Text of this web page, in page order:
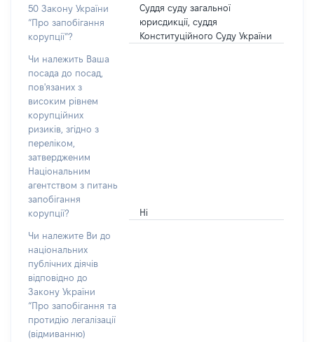
50 Закону України
“Про запобігання
корупції”?
Суддя суду загальної
юрисдикції, суддя
Конституційного Суду України
Чи належить Ваша
посада до посад,
пов'язаних з
високим рівнем
корупційних
ризиків, згідно з
переліком,
затвердженим
Національним
агентством з питань
запобігання
корупції?
Ні
Чи належите Ви до
національних
публічних діячів
відповідно до
Закону України
“Про запобігання та
протидію легалізації
(відмиванню)